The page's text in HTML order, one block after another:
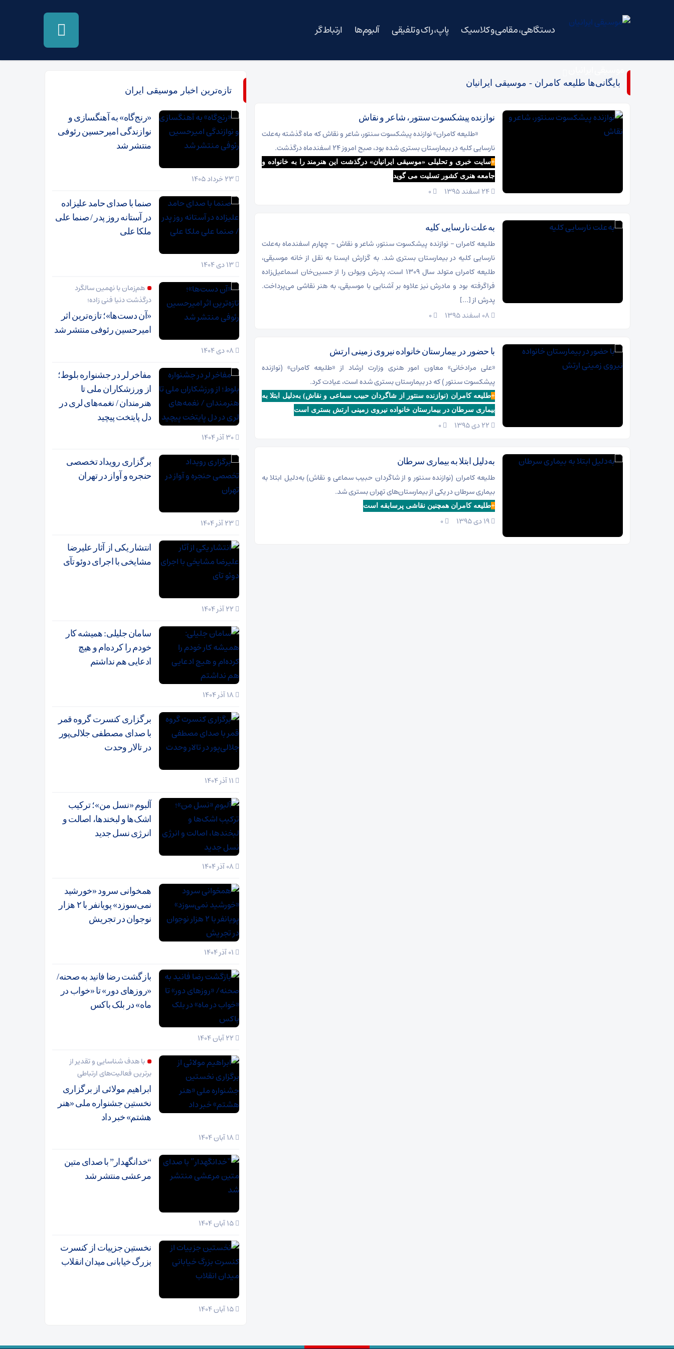
دستگاهی، مقامی و کلاسیک پاپ، راک و تلفیقی آلبوم‌ها ارتباط گر
بایگانی‌ها طلیعه کامران - موسیقی ایرانیان
نوازنده پیشکسوت سنتور، شاعر و نقاش
«طلیعه کامران» نوازنده پیشکسوت سنتور، شاعر و نقاش که ماه گذشته به‌علت
نارسایی کلیه در بیمارستان بستری شده بود، صبح امروز ۲۴ اسفندماه درگذشت.
+سایت خبری و تحلیلی «موسیقی ایرانیان» درگذشت این هنرمند را به خانواده و
جامعه هنری کشور تسلیت می گوید
۰
به‌علت نارسایی کلیه
طلیعه کامران – نوازنده پیشکسوت سنتور، شاعر و نقاش – چهارم اسفندماه به‌علت
نارسایی کلیه در بیمارستان بستری شد. به گزارش ایسنا به نقل از خانه موسیقی،
طلیعه کامران متولد سال ۱۳۰۹ است، پدرش ویولن را از حسین‌خان اسماعیل‌زاده
فراگرفته بود و مادرش نیز علاوه بر آشنایی با موسیقی، به هنر نقاشی می‌پرداخت.
پدرش از […]
۰
با حضور در بیمارستان خانواده نیروی زمینی ارتش
«علی مرادخانی» معاون امور هنری وزارت ارشاد از «طلیعه کامران» (نوازنده
پیشکسوت سنتور ) که در بیمارستان بستری شده است، عیادت کرد.
+طلیعه کامران (نوازنده سنتور از شاگردان حبیب سماعی و نقاش) به‌دلیل ابتلا به
بیماری سرطان در بیمارستان خانواده نیروی زمینی ارتش بستری است
۰
به‌دلیل ابتلا به بیماری سرطان
طلیعه کامران (نوازنده سنتور و از شاگردان حبیب سماعی و نقاش) به‌دلیل ابتلا به
بیماری سرطان در یکی از بیمارستان‌های تهران بستری شد.
+طلیعه کامران همچنین نقاشی پرسابقه است
۰
تازه‌ترین اخبار موسیقی ایران
«رنج‌گاه» به آهنگسازی و
نوازندگی امیرحسین رئوفی
منتشر شد
صنما با صدای حامد علیزاده
در آستانه روز پدر / صنما علی
ملکا علی
هم‌زمان با نهمین سالگرد
درگذشت دنیا فنی زاده؛
«آن دست‌ها»؛ تازه‌ترین اثر
امیرحسین رئوفی منتشر شد
مفاخر لر در جشنواره بلوط؛
از ورزشکاران ملی تا
هنرمندان / نغمه‌های لری در
دل پایتخت پیچید
برگزاری رویداد تخصصی
حنجره و آواز در تهران
انتشار یکی از آثار علیرضا
مشایخی با اجرای دوئو تآی
سامان جلیلی: همیشه کار
خودم را کرده‌ام و هیچ
ادعایی هم نداشتم
برگزاری کنسرت گروه قمر
با صدای مصطفی جلالی‌پور
در تالار وحدت
آلبوم «نسل من»؛ ترکیب
اشک‌ها و لبخندها، اصالت و
انرژی نسل جدید
همخوانی سرود «خورشید
نمی‌سوزد» پویانفر با ۲ هزار
نوجوان در تجریش
بازگشت رضا فانید به صحنه/
«روزهای دور» تا «خواب در
ماه» در بلک باکس
با هدف شناسایی و تقدیر از
برترین فعالیت‌های ارتباطی
ابراهیم مولائی از برگزاری
نخستین جشنواره ملی «هنر
هشتم» خبر داد
“خدانگهدار” با صدای متین
مرعشی منتشر شد
نخستین جزییات از کنسرت
بزرگ خیابانی میدان انقلاب